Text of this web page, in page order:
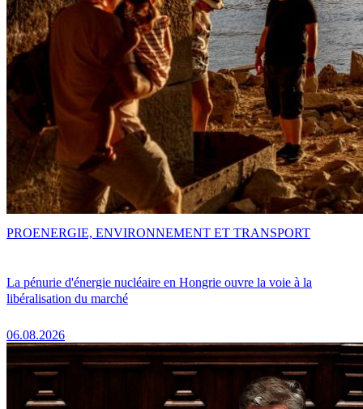
La pénurie d'énergie nucléaire en Hongrie ouvre la voie à la
libéralisation du marché
06.08.2026
PROENERGIE, ENVIRONNEMENT ET TRANSPORT